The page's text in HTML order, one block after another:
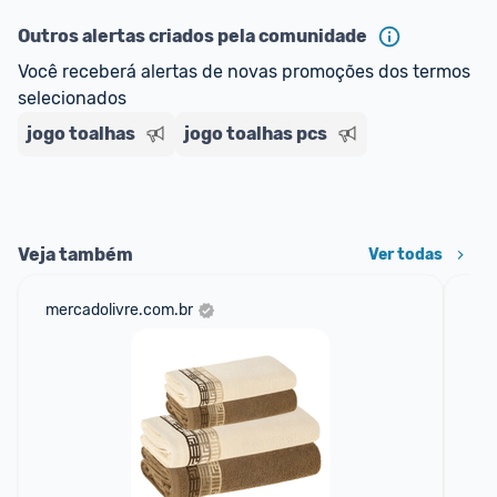
ou MercadoLíder Platinum.
E lembre-se: você sempre pode contar ajuda da
comunidade para tirar dúvidas ou acionar os
nossos Admins marcando @admin em um
Outros alertas criados pela comunidade
Você receberá alertas de novas promoções dos termos
selecionados
jogo toalhas
jogo toalhas pcs
Veja também Ver todas
mercadolivre.com.br